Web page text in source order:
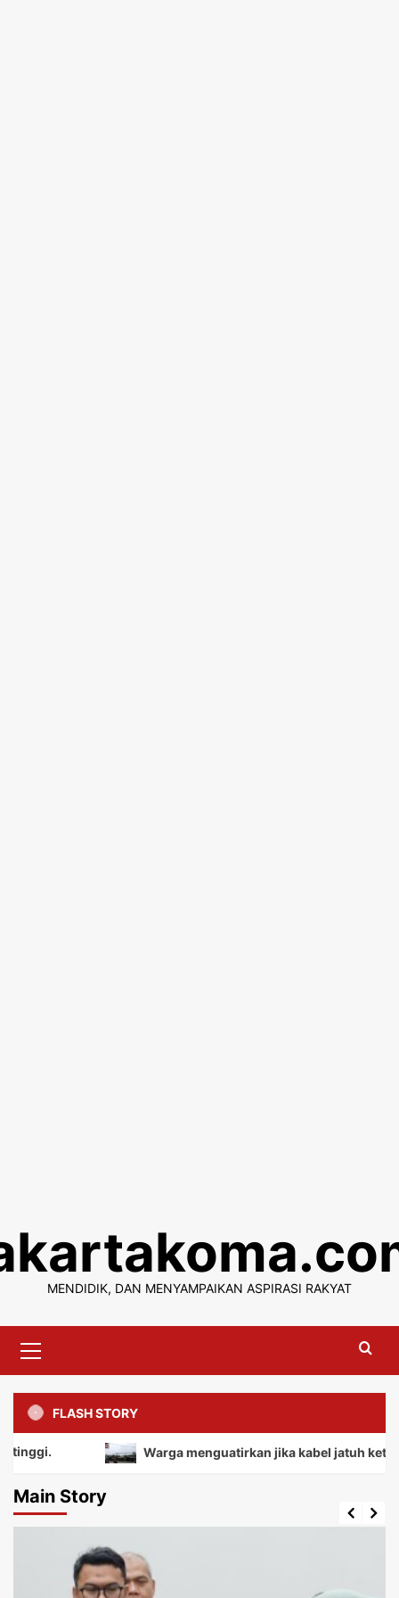
content
MENDIDIK, DAN MENYAMPAIKAN ASPIRASI RAKYAT
Menu
FLASH STORY
Warga menguatirkan jika kabel jatuh ketanah,
Main Story